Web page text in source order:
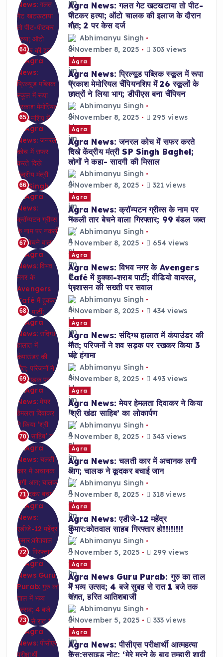
64
Agra News: गलत गेट खटखटाया तो पीट-
पीटकर हत्या; ऑटो चालक की इलाज के दौरान
मौत; 2 पर केस दर्ज
Abhimanyu Singh
November 8, 2025
303 views
65
Agra
Agra News: प्रिल्यूड पब्लिक स्कूल में रूपा
प्रकाश मेमोरियल चैंपियनशिप में 26 स्कूलों के
छात्रों ने लिया भाग; डीपीएस बना चैंपियन
Abhimanyu Singh
November 8, 2025
295 views
66
Agra
Agra News: जनरल कोच में सफर करते
दिखे केंद्रीय मंत्री SP Singh Baghel;
लोगों ने कहा- सादगी की मिसाल
Abhimanyu Singh
November 8, 2025
321 views
67
Agra
Agra News: क्रॉम्पटन ग्रीव्स के नाम पर
नकली तार बेचने वाला गिरफ्तार; 99 बंडल जब्त
Abhimanyu Singh
November 8, 2025
654 views
68
Agra
Agra News: विभव नगर के Avengers
Café में हुक्का-शराब पार्टी; वीडियो वायरल,
प्रशासन की सख्ती पर सवाल
Abhimanyu Singh
November 8, 2025
434 views
69
Agra
Agra News: संदिग्ध हालात में कंपाउंडर की
मौत; परिजनों ने शव सड़क पर रखकर किया 3
घंटे हंगामा
Abhimanyu Singh
November 8, 2025
493 views
70
Agra
Agra News: मेयर हेमलता दिवाकर ने किया
‘श्री खंडा साहिब’ का लोकार्पण
Abhimanyu Singh
November 8, 2025
343 views
71
Agra
Agra News: चलती कार में अचानक लगी
आग; चालक ने कूदकर बचाई जान
Abhimanyu Singh
November 8, 2025
318 views
72
Agra
Agra News: एडीजे-12 महेंद्र
कुमार:कोतवाल साहब गिरफ्तार हो!!!!!!!!
Abhimanyu Singh
November 5, 2025
299 views
73
Agra
Agra News Guru Purab: गुरु का ताल
में भव्य उत्सव; 4 बजे सुबह से रात 1 बजे तक
संगत, हरित आतिशबाजी
Abhimanyu Singh
November 5, 2025
333 views
Agra
Agra News: पीसीएस परीक्षार्थी आत्महत्या
केस:सुसाइड नोट: ‘मेरे मरने के बाद तुम्हारी शादी